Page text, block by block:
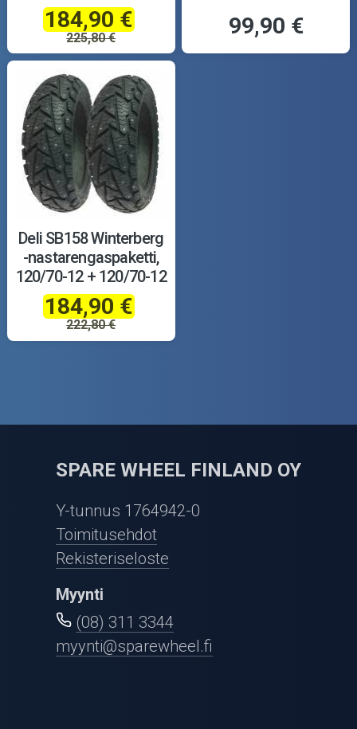
184,90 €
225,80 € 99,90 €
Deli SB158 Winterberg
-nastarengaspaketti,
120/70-12 + 120/70-12
184,90 €
222,80 €
SPARE WHEEL FINLAND OY
Y-tunnus 1764942-0
Toimitusehdot
Rekisteriseloste
Myynti
(08) 311 3344
myynti@sparewheel.fi